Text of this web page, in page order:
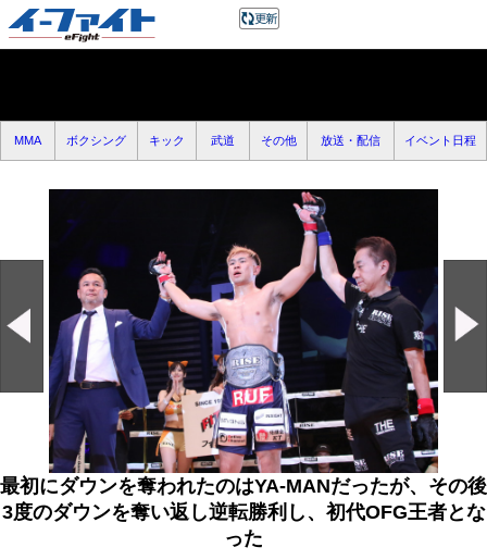
MMA ボクシング キック 武道 その他 放送・配信 イベント日程
最初にダウンを奪われたのはYA-MANだったが、その後
3度のダウンを奪い返し逆転勝利し、初代OFG王者とな
った